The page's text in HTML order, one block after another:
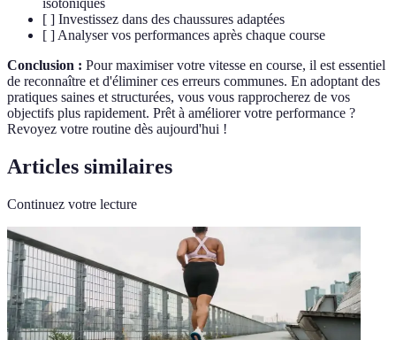
isotoniques
[ ] Investissez dans des chaussures adaptées
[ ] Analyser vos performances après chaque course
Conclusion : Pour maximiser votre vitesse en course, il est essentiel
de reconnaître et d'éliminer ces erreurs communes. En adoptant des
pratiques saines et structurées, vous vous rapprocherez de vos
objectifs plus rapidement. Prêt à améliorer votre performance ?
Revoyez votre routine dès aujourd'hui !
Articles similaires
Continuez votre lecture